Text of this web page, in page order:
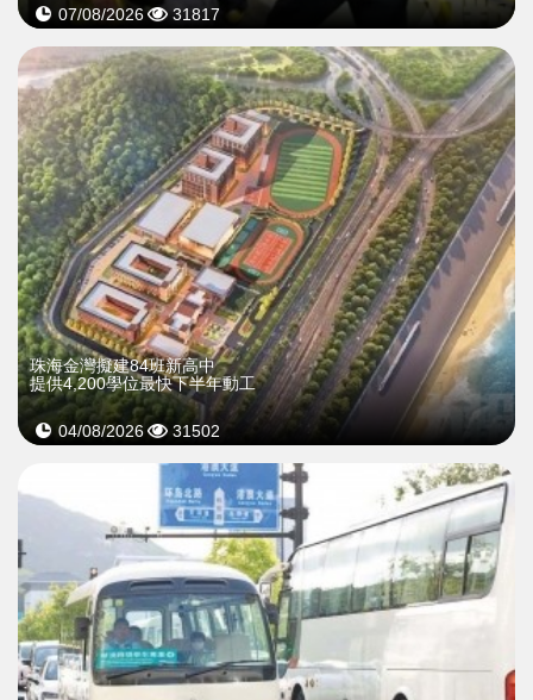
07/08/2026 31817
珠海金灣擬建84班新高中
提供4,200學位最快下半年動工
04/08/2026 31502